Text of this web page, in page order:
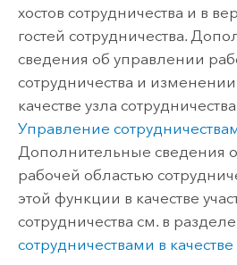
хостов сотрудничества и в
гостей сотрудничества.
сведения об управлении
сотрудничества и
качестве узла
Управление
Дополнительные сведения
рабочей областью
этой функции в качестве
сотрудничества см. в разделе
сотрудничествами в качестве